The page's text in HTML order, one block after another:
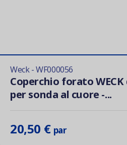
Weck - WF000056
Coperchio forato
per sonda al cuore -...
20,50 € par